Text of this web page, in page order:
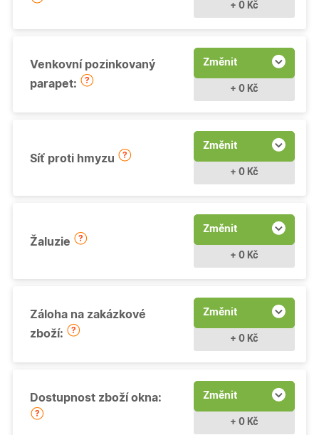
+ 0 Kč
Venkovní pozinkovaný
parapet:
Změnit
+ 0 Kč
Síť proti hmyzu
Změnit
+ 0 Kč
Žaluzie
Změnit
+ 0 Kč
Záloha na zakázkové
zboží:
Změnit
+ 0 Kč
Dostupnost zboží okna: Změnit
+ 0 Kč